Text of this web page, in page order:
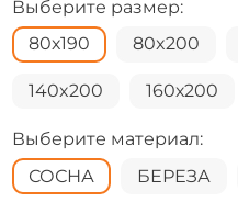
Выберите размер:
80х190
80x200
140x200 160х200
Выберите материал:
СОСНА
БЕРЕЗА